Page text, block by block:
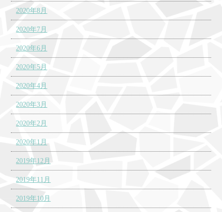
2020年8月
2020年7月
2020年6月
2020年5月
2020年4月
2020年3月
2020年2月
2020年1月
2019年12月
2019年11月
2019年10月